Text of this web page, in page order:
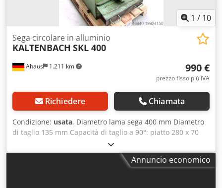
1 / 10
Ahaus 1.211 km
Sega circolare in alluminio
KALTENBACH SKL 400
990 €
prezzo fisso più IVA
Richiedere Chiamata
Condizione: usata, Diametro lama sega 400 mm Diametro
di taglio 135 mm Capacità di taglio a 90°: piatto 280 x 70
mm Capacità di taglio a 90°: quadro 120 x 120 mm
Capacità di taglio a 45°: piatto 210 x 55 mm Capacità di
taglio a 45°: quadro 105 x 105 mm Velocità max. 3000
Annuncio economico